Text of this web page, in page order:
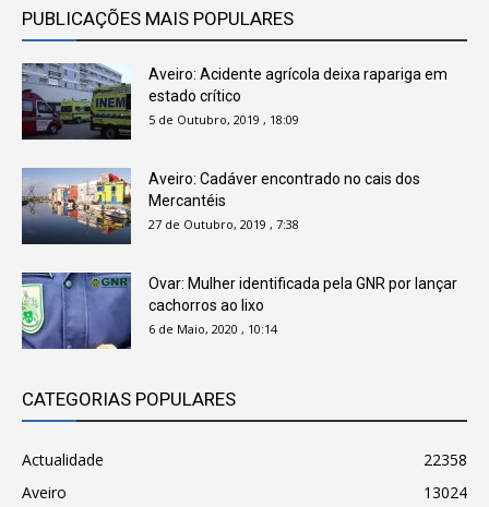
PUBLICAÇÕES MAIS POPULARES
Aveiro: Acidente agrícola deixa rapariga em
estado crítico
5 de Outubro, 2019 , 18:09
Aveiro: Cadáver encontrado no cais dos
Mercantéis
27 de Outubro, 2019 , 7:38
Ovar: Mulher identificada pela GNR por lançar
cachorros ao lixo
6 de Maio, 2020 , 10:14
CATEGORIAS POPULARES
Actualidade
22358
Aveiro
13024